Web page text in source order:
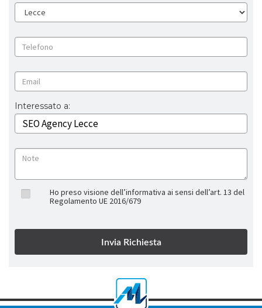
Interessato a:
Ho preso visione dell’informativa ai sensi dell’art. 13 del
Regolamento UE 2016/679